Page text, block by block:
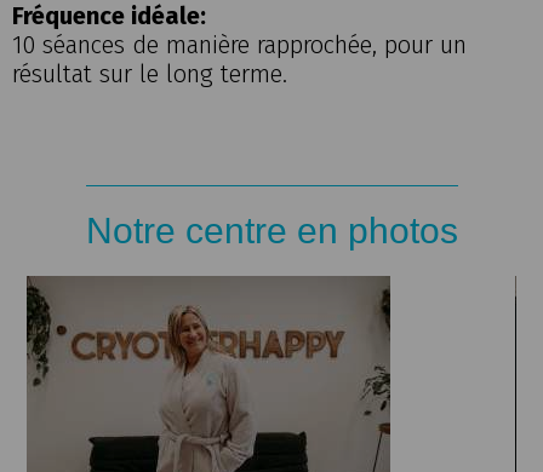
Fréquence idéale:
10 séances de manière rapprochée, pour un
résultat sur le long terme.
Notre centre en photos